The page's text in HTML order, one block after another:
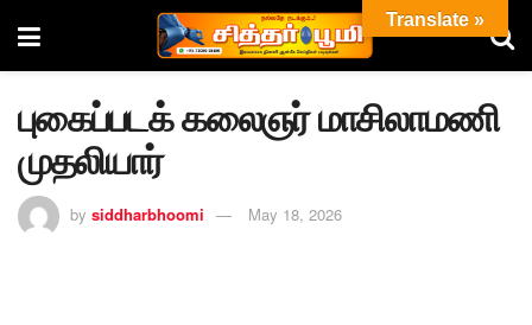
புகைப்படக் கலைஞர் மாசிலாமணி
முதலியார்
by siddharbhoomi May 18, 2026
Translate »